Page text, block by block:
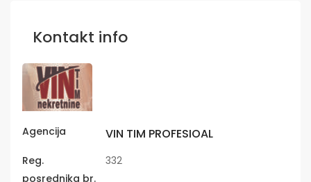
Kontakt info
Agencija VIN TIM PROFESIOAL
Reg.
posrednika br.
332